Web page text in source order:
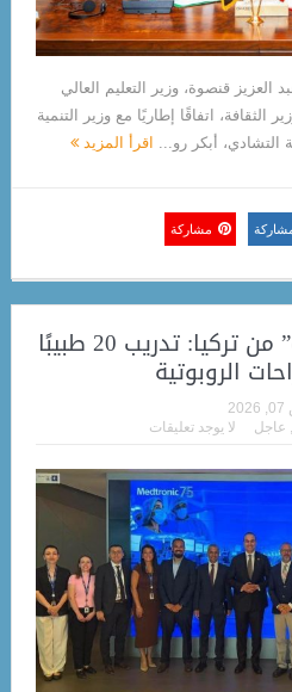
قنصوة، وزير التعليم العالي
الثقافة، اتفاقًا إطاريًا مع وزير التنمية
التشادي، أبكر رو... اقرأ المزيد
مشاركة
رئيس “الرعاية الصحية” من تركيا: تدريب 20 طبيبًا
الروبوتية
, عاجل لا يوجد تعليقات